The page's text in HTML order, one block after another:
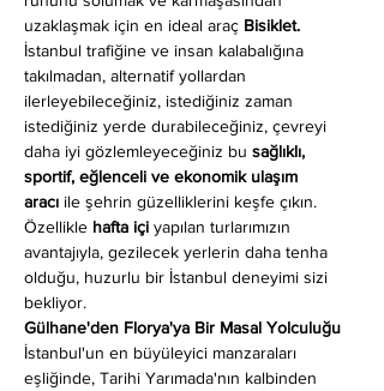
uzaklaşmak için en ideal araç Bisiklet.
İstanbul trafiğine ve insan kalabalığına
takılmadan, alternatif yollardan
ilerleyebileceğiniz, istediğiniz zaman
istediğiniz yerde durabileceğiniz, çevreyi
daha iyi gözlemleyeceğiniz bu sağlıklı,
sportif, eğlenceli ve ekonomik ulaşım
aracı ile şehrin güzelliklerini keşfe çıkın.
Özellikle hafta içi yapılan turlarımızın
avantajıyla, gezilecek yerlerin daha tenha
olduğu, huzurlu bir İstanbul deneyimi sizi
bekliyor.
Gülhane'den Florya'ya Bir Masal Yolculuğu
İstanbul'un en büyüleyici manzaraları
eşliğinde, Tarihi Yarımada'nın kalbinden